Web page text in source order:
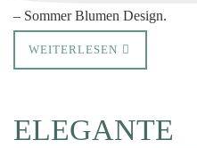
– Sommer Blumen Design.
WEITERLESEN
ELEGANTE